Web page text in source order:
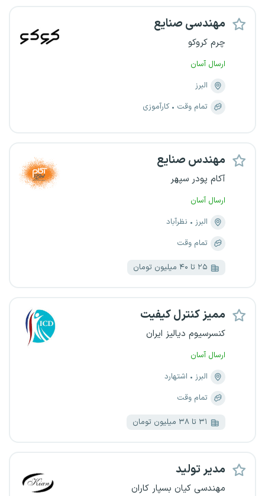
مهندسی صنایع
چرم کروکو
ارسال آسان
البرز
تمام وقت
کارآموزی
مهندس صنایع
آکام پودر سپهر
ارسال آسان
البرز
نظرآباد
تمام وقت
۲۵ تا ۴۰ میلیون تومان
ممیز کنترل کیفیت
کنسرسیوم دیالیز ایران
ارسال آسان
البرز
اشتهارد
تمام وقت
۳۱ تا ۳۸ میلیون تومان
مدیر تولید
مهندسی کیان بسپار کاران